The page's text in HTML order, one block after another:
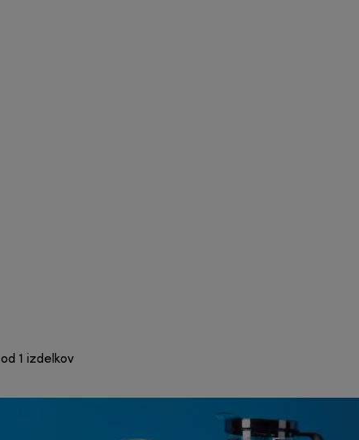
1 izdelkov